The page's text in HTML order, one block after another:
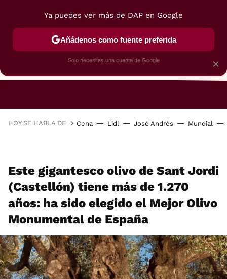
RESTAURANTES GASTROGUÍA
HOY SE HABLA DE Cena Lidl José Andrés Mundial
Este gigantesco olivo de Sant Jordi
(Castellón) tiene más de 1.270
años: ha sido elegido el Mejor Olivo
Monumental de España
×
Ya puedes ver más de DAP en Google
Añádenos como fuente preferida
Solo necesitas una cuenta de Google